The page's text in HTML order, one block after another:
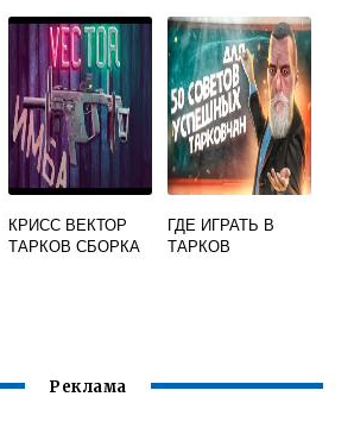
КРИСС ВЕКТОР
ТАРКОВ СБОРКА
ГДЕ ИГРАТЬ В
ТАРКОВ
Реклама